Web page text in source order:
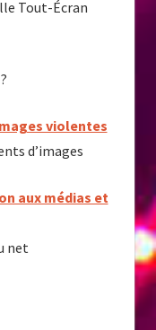
Tout-Écran
violentes
d’images
aux médias et
net